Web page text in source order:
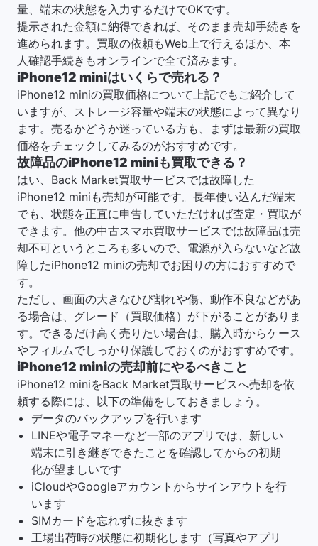
量、端末の状態を入力するだけでOKです。
提示された金額に納得できれば、そのまま売却手続きを
進められます。買取の依頼もWeb上で行えるほか、本
人確認手続きもオンラインで全て済みます。
iPhone12 miniはいくらで売れる？
iPhone12 miniの買取価格について上記でもご紹介して
いますが、ストレージ容量や端末の状態によって異なり
ます。売るかどうか迷っている方も、まずは最新の買取
価格をチェックしてみるのがおすすめです。
故障品のiPhone12 miniも買取できる？
はい、Back Market買取サービスでは故障した
iPhone12 miniも売却が可能です。長年使い込んだ端末
でも、状態を正直に申告していただければ査定・買取が
できます。他の中古スマホ買取サービスでは故障品は売
却不可というところも多いので、電源が入らないなど故
障したiPhone12 miniの売却でお困りの方におすすめで
す。
ただし、画面の大きなひび割れや傷、動作不良などがあ
る場合は、グレード（買取価格）が下がることがありま
す。できるだけ高く売りたい場合は、購入時からケース
やフィルムでしっかり保護しておくのがおすすめです。
iPhone12 miniの売却前にやるべきこと
iPhone12 miniをBack Market買取サービスへ売却を依
頼する際には、以下の準備をしておきましょう。
データのバックアップを行います
LINEや電子マネーなど一部のアプリでは、新しい
端末に引き継ぎできたことを確認してからの初期
化が望ましいです
iCloudやGoogleアカウントからサインアウトを行
います
SIMカードを忘れずに抜きます
工場出荷時の状態に初期化します（写真やアプリ